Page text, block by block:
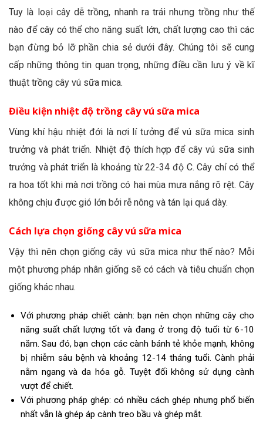
Tuy là loại cây dễ trồng, nhanh ra trái nhưng trồng như thế
nào để cây có thể cho năng suất lớn, chất lượng cao thì các
bạn đừng bỏ lỡ phần chia sẻ dưới đây. Chúng tôi sẽ cung
cấp những thông tin quan trọng, những điều cần lưu ý về kĩ
thuật trồng cây vú sữa mica.
Điều kiện nhiệt độ trồng cây vú sữa mica
Vùng khí hậu nhiệt đới là nơi lí tưởng để vú sữa mica sinh
trưởng và phát triển. Nhiệt độ thích hợp để cây vú sữa sinh
trưởng và phát triển là khoảng từ 22-34 độ C. Cây chỉ có thể
ra hoa tốt khi mà nơi trồng có hai mùa mưa nắng rõ rệt. Cây
không chịu được gió lớn bởi rễ nông và tán lại quá dày.
Cách lựa chọn giống cây vú sữa mica
Vậy thì nên chọn giống cây vú sữa mica như thế nào? Mỗi
một phương pháp nhân giống sẽ có cách và tiêu chuẩn chọn
giống khác nhau.
Với phương pháp chiết cành: bạn nên chọn những cây cho
năng suất chất lượng tốt và đang ở trong độ tuổi từ 6-10
năm. Sau đó, bạn chọn các cành bánh tẻ khỏe mạnh, không
bị nhiễm sâu bệnh và khoảng 12-14 tháng tuổi. Cành phải
nằm ngang và da hóa gỗ. Tuyệt đối không sử dụng cành
vượt để chiết.
Với phương pháp ghép: có nhiều cách ghép nhưng phổ biến
nhất vẫn là ghép áp cành treo bầu và ghép mắt.